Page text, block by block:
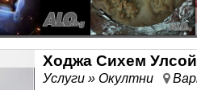
Ходжа Сихем
Услуги » Окултни